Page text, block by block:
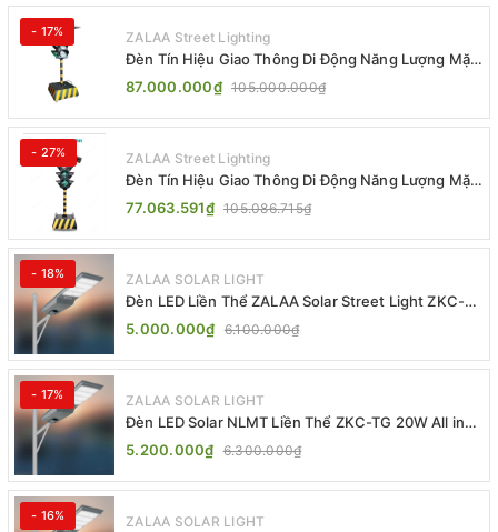
- 17% ZALAA Street Lighting
Đèn Tín Hiệu Giao Thông Di Động Năng Lượng Mặt
Trời ZALAA ZL-300A-D
87.000.000₫ 105.000.000₫
- 27% ZALAA Street Lighting
Đèn Tín Hiệu Giao Thông Di Động Năng Lượng Mặt
Trời ZALAA ZL-409300C
77.063.591₫ 105.086.715₫
- 18% ZALAA SOLAR LIGHT
Đèn LED Liền Thể ZALAA Solar Street Light ZKC-
TG 20W 25W 30W All In One
5.000.000₫ 6.100.000₫
- 17% ZALAA SOLAR LIGHT
Đèn LED Solar NLMT Liền Thể ZKC-TG 20W All in
One | ZALAA Street Light
5.200.000₫ 6.300.000₫
- 16% ZALAA SOLAR LIGHT